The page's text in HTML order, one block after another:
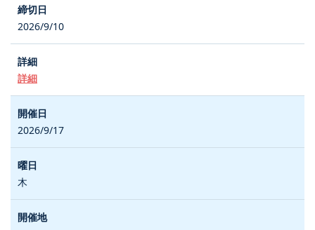
2026/9/10
詳細
2026/9/17
木